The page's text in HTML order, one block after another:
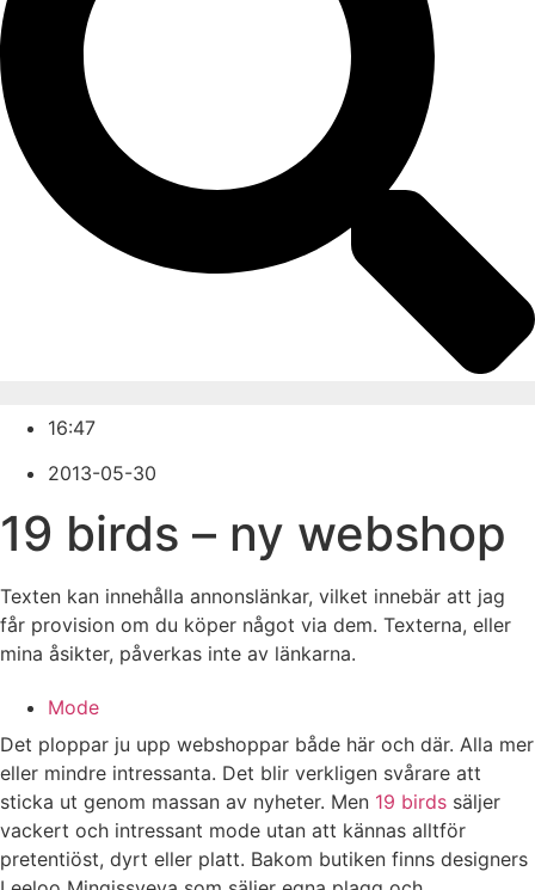
16:47
2013-05-30
19 birds – ny webshop
Texten kan innehålla annonslänkar, vilket innebär att jag
får provision om du köper något via dem. Texterna, eller
mina åsikter, påverkas inte av länkarna.
Mode
Det ploppar ju upp webshoppar både här och där. Alla mer
eller mindre intressanta. Det blir verkligen svårare att
sticka ut genom massan av nyheter. Men 19 birds säljer
vackert och intressant mode utan att kännas alltför
pretentiöst, dyrt eller platt. Bakom butiken finns designers